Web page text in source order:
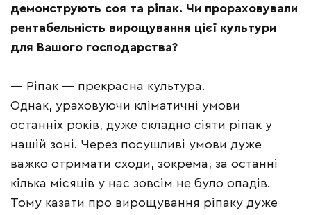
демонструють соя та ріпак. Чи прораховували
рентабельність вирощування цієї культури
для Вашого господарства?
— Ріпак — прекрасна культура.
Однак, ураховуючи кліматичні умови
останніх років, дуже складно сіяти ріпак у
нашій зоні. Через посушливі умови дуже
важко отримати сходи, зокрема, за останні
кілька місяців у нас зовсім не було опадів.
Тому казати про вирощування ріпаку дуже